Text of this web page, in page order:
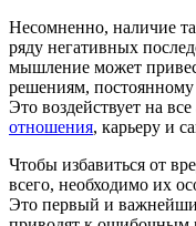
Несомненно, наличие
ряду негативных
мышление может
решениям, постоянному
Это воздействует на
отношения, карьеру и
Чтобы избавиться от
всего, необходимо их
Это первый и